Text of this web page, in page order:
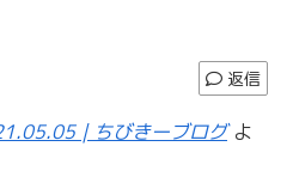
返信
| ちびきーブログ よ